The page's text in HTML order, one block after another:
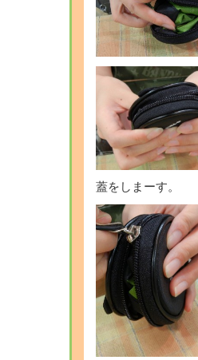
蓋をしまーす。